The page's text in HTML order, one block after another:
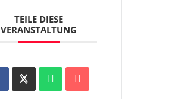
TEILE DIESE
VERANSTALTUNG